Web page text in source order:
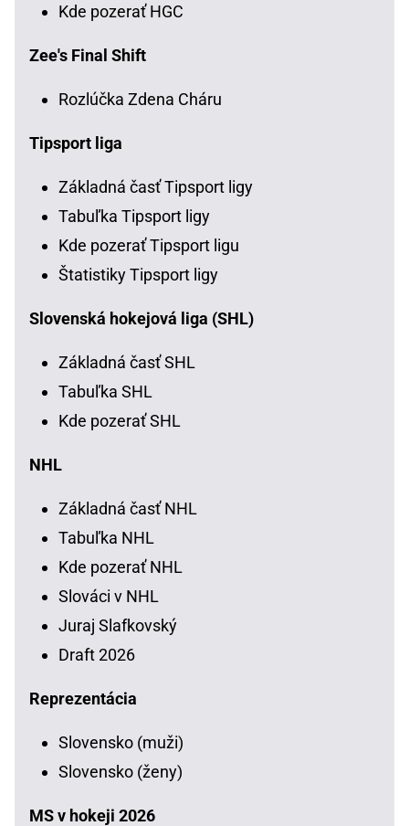
Kde pozerať HGC
Zee's Final Shift
Rozlúčka Zdena Cháru
Tipsport liga
Základná časť Tipsport ligy
Tabuľka Tipsport ligy
Kde pozerať Tipsport ligu
Štatistiky Tipsport ligy
Slovenská hokejová liga (SHL)
Základná časť SHL
Tabuľka SHL
Kde pozerať SHL
NHL
Základná časť NHL
Tabuľka NHL
Kde pozerať NHL
Slováci v NHL
Juraj Slafkovský
Draft 2026
Reprezentácia
Slovensko (muži)
Slovensko (ženy)
MS v hokeji 2026